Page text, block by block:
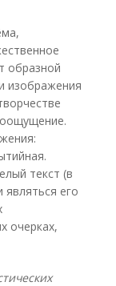
образной
изображения
текст (в
его
очерках,